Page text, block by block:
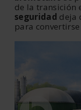
de la transición
seguridad deja
para